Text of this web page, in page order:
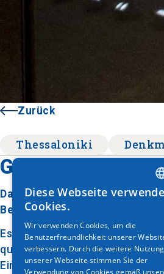
Zurück
Thessaloniki
Gebäude "Wien"
Das Wiener Gebäude
Beispiele für die Architektur
Es wurde in den 1920er
qualitativ hochwertige
Einkaufszentrum
Diese Webseite
Cookies.
Wir verwenden Cookies, um die
Benutzerfreundlichkeit unserer
verbessern. Durch die weitere Nutzung
unserer Webseite stimmen Sie der
Verwendung von Cookies gemäß